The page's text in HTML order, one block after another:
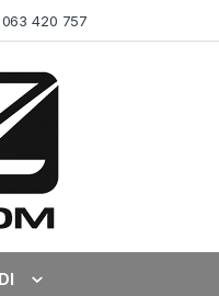
063 420 757